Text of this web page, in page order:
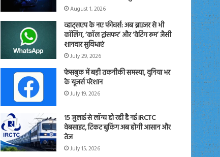
August 1, 2026
व्हाट्सएप के नए फीचर्स: अब ब्राउजर से भी
कॉलिंग, ‘कॉल ट्रांसफर’ और ‘वेटिंग रूम’ जैसी
शानदार सुविधाएं
July 29, 2026
फेसबुक में बड़ी तकनीकी समस्या, दुनिया भर
के यूजर्स परेशान
July 19, 2026
15 जुलाई से लॉन्च हो रही है नई IRCTC
वेबसाइट, टिकट बुकिंग अब होगी आसान और
तेज
July 15, 2026